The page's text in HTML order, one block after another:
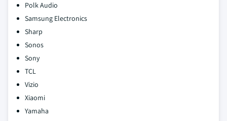
Polk Audio
Samsung Electronics
Sharp
Sonos
Sony
TCL
Vizio
Xiaomi
Yamaha